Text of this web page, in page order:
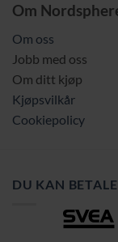
Om
Om oss
Jobb med oss
Om ditt kjøp
Kjøpsvilkår
Cookiepolicy
DU KAN